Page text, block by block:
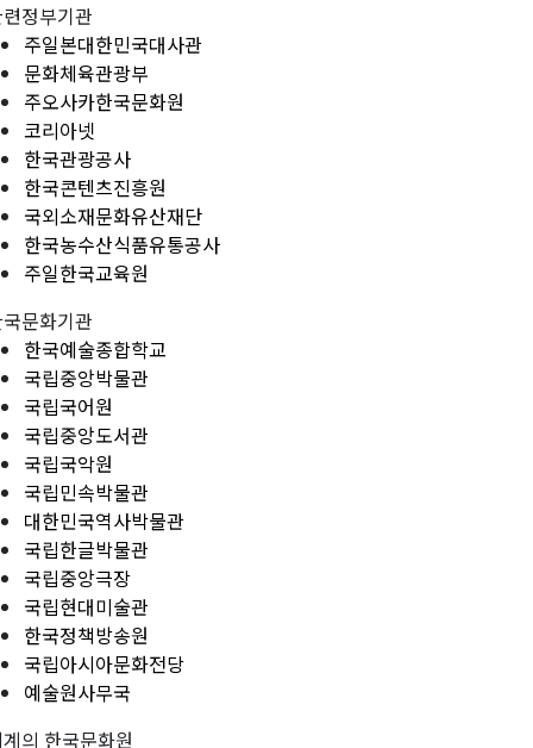
정부기관
주일본대한민국대사관
문화체육관광부
주오사카한국문화원
코리아넷
한국관광공사
한국콘텐츠진흥원
국외소재문화유산재단
한국농수산식품유통공사
주일한국교육원
문화기관
한국예술종합학교
국립중앙박물관
국립국어원
국립중앙도서관
국립국악원
국립민속박물관
대한민국역사박물관
국립한글박물관
국립중앙극장
국립현대미술관
한국정책방송원
국립아시아문화전당
예술원사무국
의 한국문화원